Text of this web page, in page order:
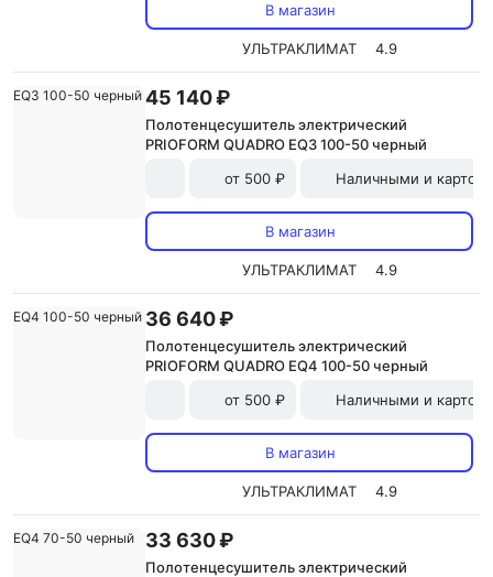
В магазин
УЛЬТРАКЛИМАТ 4.9
45 140 ₽
Полотенцесушитель электрический
PRIOFORM QUADRO EQ3 100-50 черный
от 500 ₽
Наличными и картой
В магазин
УЛЬТРАКЛИМАТ 4.9
36 640 ₽
Полотенцесушитель электрический
PRIOFORM QUADRO EQ4 100-50 черный
от 500 ₽
Наличными и картой
В магазин
УЛЬТРАКЛИМАТ 4.9
33 630 ₽
Полотенцесушитель электрический